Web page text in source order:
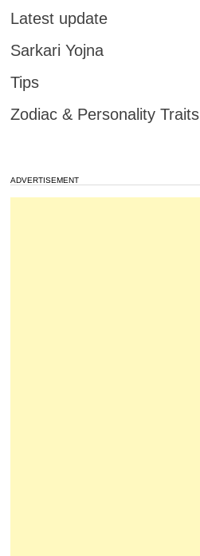
Latest update
Sarkari Yojna
Tips
Zodiac & Personality Traits
ADVERTISEMENT